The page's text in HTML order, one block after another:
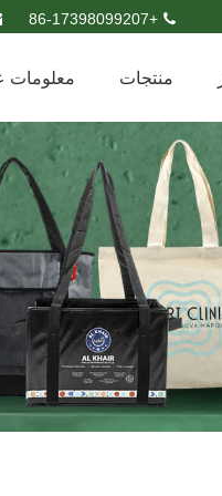
+86-17398099207
معلومات منتجات